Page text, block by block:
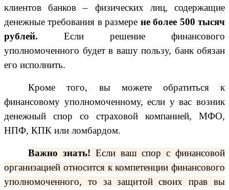
клиентов банков – физических лиц, содержащие
денежные требования в размере не более 500 тысяч
рублей. Если решение финансового
уполномоченного будет в вашу пользу, банк обязан
его исполнить.
Кроме того, вы можете обратиться к
финансовому уполномоченному, если у вас возник
денежный спор со страховой компанией, МФО,
НПФ, КПК или ломбардом.
Важно знать! Если ваш спор с финансовой
организацией относится к компетенции финансового
уполномоченного, то за защитой своих прав вы